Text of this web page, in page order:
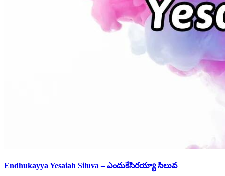
Endhukayya Yesaiah Siluva – ఎందుకేసిరయ్యా సిలువ